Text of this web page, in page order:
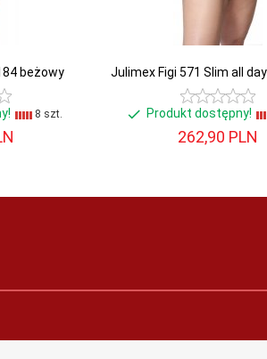
beżowy
8 szt.
Julimex Figi 571 Slim all
Produkt dostępny!
262,90 PLN